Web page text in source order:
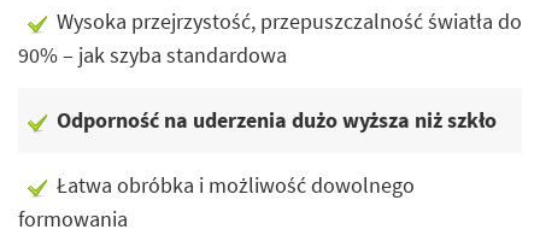
Wysoka przejrzystość, przepuszczalność światła do
90% – jak szyba standardowa
Odporność na uderzenia dużo wyższa niż szkło
Łatwa obróbka i możliwość dowolnego
formowania